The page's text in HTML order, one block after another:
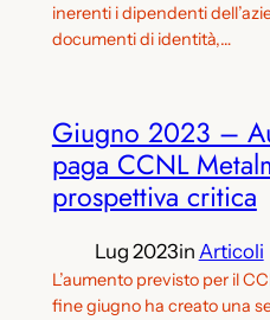
inerenti i dipendenti
documenti di identità,…
Giugno 2023 –
paga CCNL
prospettiva critica
Lug 2023in Articoli
L’aumento previsto per il
fine giugno ha creato una